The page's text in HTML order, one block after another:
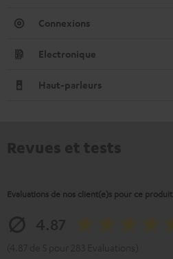
Connexions
Electronique
Haut-parleurs
Evaluations de nos client(e)s pour ce produit.